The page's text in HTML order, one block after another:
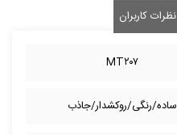
نظرات کاربران
MT۲۰۷
ساده/رنگی/روکشدار/جاذب